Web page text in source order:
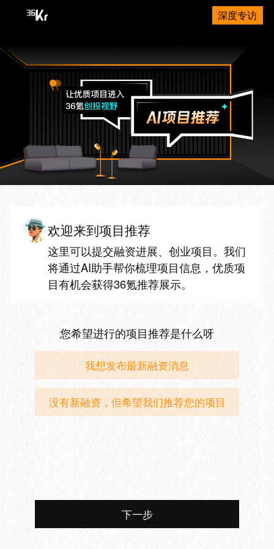
深度专访
欢迎来到项目推荐
这里可以提交融资进展、创业项目。我们
将通过AI助手帮你梳理项目信息，优质项
目有机会获得36氪推荐展示。
您希望进行的项目推荐是什么呀
我想发布最新融资消息
没有新融资，但希望我们推荐您的项目
下一步